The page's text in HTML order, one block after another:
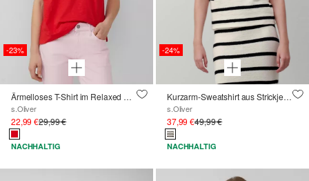
-23%
Ärmelloses T-Shirt im Relaxed Fit mit Frontprint
s.Oliver
22,99 €29,99 €
NACHHALTIG
-24%
Kurzarm-Sweatshirt aus Strickjersey mit überschnittenen Schultern
s.Oliver
37,99 €49,99 €
NACHHALTIG